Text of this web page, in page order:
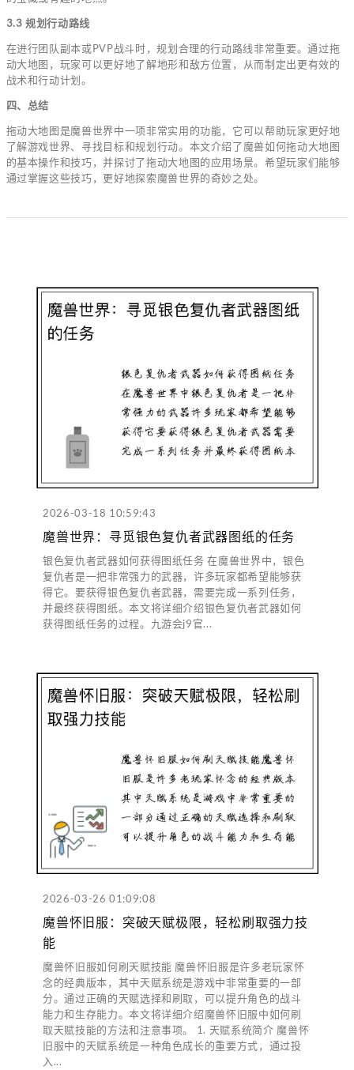
3.3 规划行动路线
在进行团队副本或PVP战斗时，规划合理的行动路线非常重要。通过拖
动大地图，玩家可以更好地了解地形和敌方位置，从而制定出更有效的
战术和行动计划。
四、总结
拖动大地图是魔兽世界中一项非常实用的功能，它可以帮助玩家更好地
了解游戏世界、寻找目标和规划行动。本文介绍了魔兽如何拖动大地图
的基本操作和技巧，并探讨了拖动大地图的应用场景。希望玩家们能够
通过掌握这些技巧，更好地探索魔兽世界的奇妙之处。
2026-03-18 10:59:43
魔兽世界：寻觅银色复仇者武器图纸的任务
银色复仇者武器如何获得图纸任务 在魔兽世界中，银色
复仇者是一把非常强力的武器，许多玩家都希望能够获
得它。要获得银色复仇者武器，需要完成一系列任务，
并最终获得图纸。本文将详细介绍银色复仇者武器如何
获得图纸任务的过程。九游会j9官...
2026-03-26 01:09:08
魔兽怀旧服：突破天赋极限，轻松刷取强力技
能
魔兽怀旧服如何刷天赋技能 魔兽怀旧服是许多老玩家怀
念的经典版本，其中天赋系统是游戏中非常重要的一部
分。通过正确的天赋选择和刷取，可以提升角色的战斗
能力和生存能力。本文将详细介绍魔兽怀旧服中如何刷
取天赋技能的方法和注意事项。 1. 天赋系统简介 魔兽怀
旧服中的天赋系统是一种角色成长的重要方式，通过投
入...